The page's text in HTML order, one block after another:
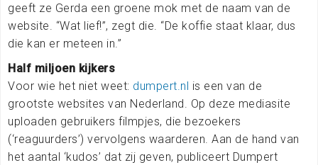
geeft ze Gerda een groene mok met de naam van de
website. “Wat lief!”, zegt die. “De koffie staat klaar, dus
die kan er meteen in.”
Half miljoen kijkers
Voor wie het niet weet: dumpert.nl is een van de
grootste websites van Nederland. Op deze mediasite
uploaden gebruikers filmpjes, die bezoekers
(‘reaguurders’) vervolgens waarderen. Aan de hand van
het aantal ‘kudos’ dat zij geven, publiceert Dumpert